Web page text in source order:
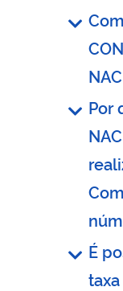
Por
É